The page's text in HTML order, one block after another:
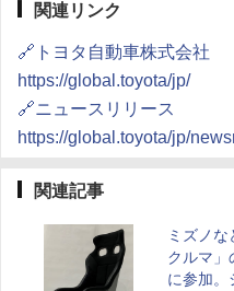
関連リンク
🔗トヨタ自動車株式会社
https://global.toyota/jp/
🔗ニュースリリース
https://global.toyota/jp/
関連記事
ミズノ
クルマ」
に参加。